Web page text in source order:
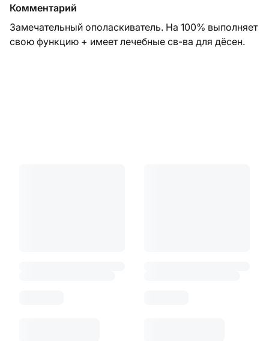
Комментарий
Замечательный ополаскиватель. На 100% выполняет
свою функцию + имеет лечебные св-ва для дёсен.